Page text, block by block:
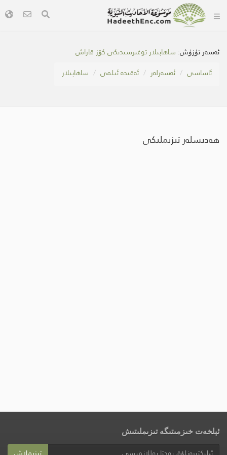
ئەسەر تۈزۈش: ساھابىلار توغىرسىدىكى كۆز قاراش
ئاساسى
ئەسەرلەر ئەقىدە ئىلمى ساھابىلار
ھەدىسلەر تىزىملىكى
ئېلخەت خىزمىتىگە تىزىملىتىش